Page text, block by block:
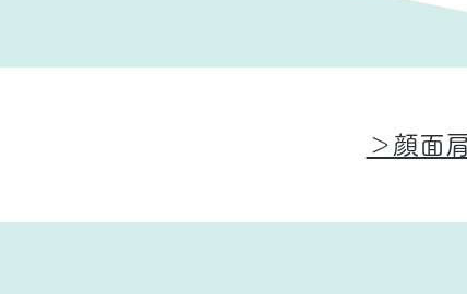
＞顔面